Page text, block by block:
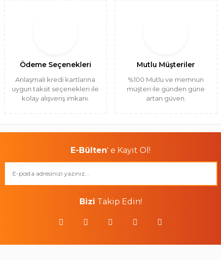
Ödeme Seçenekleri
Anlaşmalı kredi kartlarına
uygun taksit seçenekleri ile
kolay alışveriş imkanı.
Mutlu Müşteriler
%100 Mutlu ve memnun
müşteri ile günden güne
artan güven.
E-Bülten' e Kayıt Ol!
Bizi Takip Edin!